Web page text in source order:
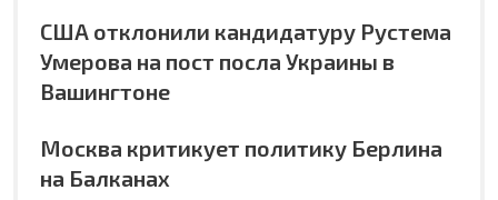
США отклонили кандидатуру Рустема
Умерова на пост посла Украины в
Вашингтоне
Москва критикует политику Берлина
на Балканах